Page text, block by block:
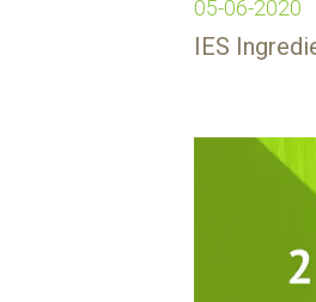
05-06-2020
IES